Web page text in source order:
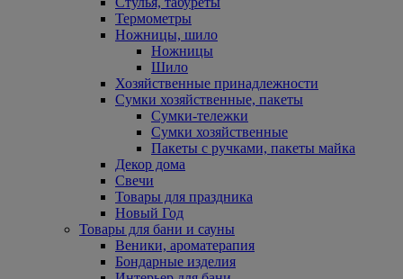
Термометры
Ножницы, шило
Ножницы
Шило
Хозяйственные принадлежности
Сумки хозяйственные, пакеты
Сумки-тележки
Сумки хозяйственные
Пакеты с ручками, пакеты майка
Декор дома
Свечи
Товары для праздника
Новый Год
Товары для бани и сауны
Веники, ароматерапия
Бондарные изделия